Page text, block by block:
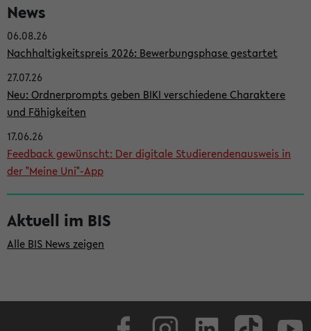
e
i
t
e
n
l
e
i
s
t
e
News
06.08.26
Nachhaltigkeitspreis 2026: Bewerbungsphase gestartet
27.07.26
Neu: Ordnerprompts geben BIKI verschiedene Charaktere
und Fähigkeiten
17.06.26
Feedback gewünscht: Der digitale Studierendenausweis in
der "Meine Uni"-App
Aktuell im BIS
Alle BIS News zeigen